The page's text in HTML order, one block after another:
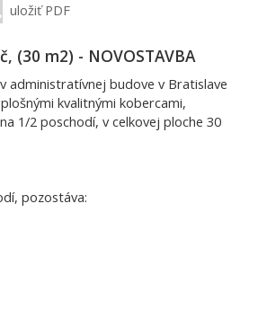
uložiť PDF
(30 m2) - NOVOSTAVBA
administratívnej budove v Bratislave
kvalitnými kobercami,
1/2 poschodí, v celkovej ploche 30
pozostáva: